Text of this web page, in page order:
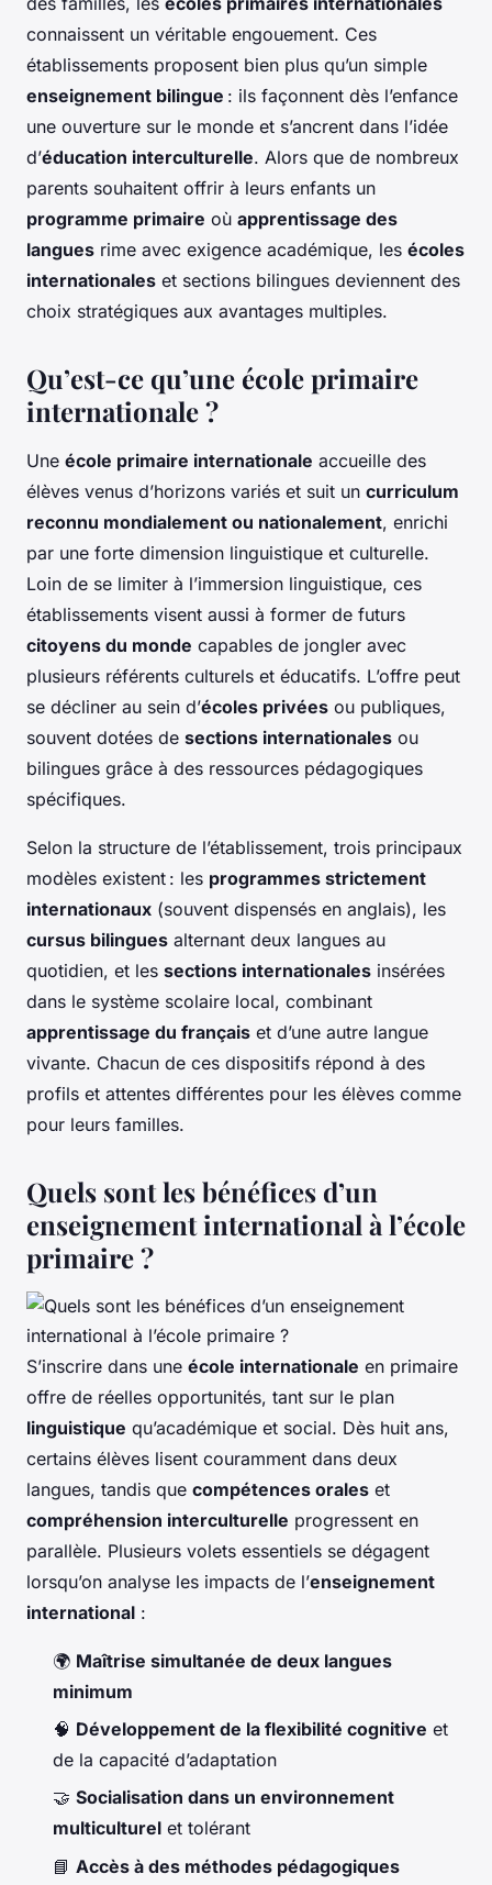
connaissent un véritable engouement. Ces
établissements proposent bien plus qu’un simple
enseignement bilingue : ils façonnent dès l’enfance
une ouverture sur le monde et s’ancrent dans l’idée
d’éducation interculturelle. Alors que de nombreux
parents souhaitent offrir à leurs enfants un
programme primaire où apprentissage des
langues rime avec exigence académique, les écoles
internationales et sections bilingues deviennent des
choix stratégiques aux avantages multiples.
Qu’est-ce qu’une école primaire
internationale ?
Une école primaire internationale accueille des
élèves venus d’horizons variés et suit un curriculum
reconnu mondialement ou nationalement, enrichi
par une forte dimension linguistique et culturelle.
Loin de se limiter à l’immersion linguistique, ces
établissements visent aussi à former de futurs
citoyens du monde capables de jongler avec
plusieurs référents culturels et éducatifs. L’offre peut
se décliner au sein d’écoles privées ou publiques,
souvent dotées de sections internationales ou
bilingues grâce à des ressources pédagogiques
spécifiques.
Selon la structure de l’établissement, trois principaux
modèles existent : les programmes strictement
internationaux (souvent dispensés en anglais), les
cursus bilingues alternant deux langues au
quotidien, et les sections internationales insérées
dans le système scolaire local, combinant
apprentissage du français et d’une autre langue
vivante. Chacun de ces dispositifs répond à des
profils et attentes différentes pour les élèves comme
pour leurs familles.
Quels sont les bénéfices d’un
enseignement international à l’école
primaire ?
S’inscrire dans une école internationale en primaire
offre de réelles opportunités, tant sur le plan
linguistique qu’académique et social. Dès huit ans,
certains élèves lisent couramment dans deux
langues, tandis que compétences orales et
compréhension interculturelle progressent en
parallèle. Plusieurs volets essentiels se dégagent
lorsqu’on analyse les impacts de l’enseignement
international :
🌍 Maîtrise simultanée de deux langues
minimum
🧠 Développement de la flexibilité cognitive et
de la capacité d’adaptation
🤝 Socialisation dans un environnement
multiculturel et tolérant
📘 Accès à des méthodes pédagogiques